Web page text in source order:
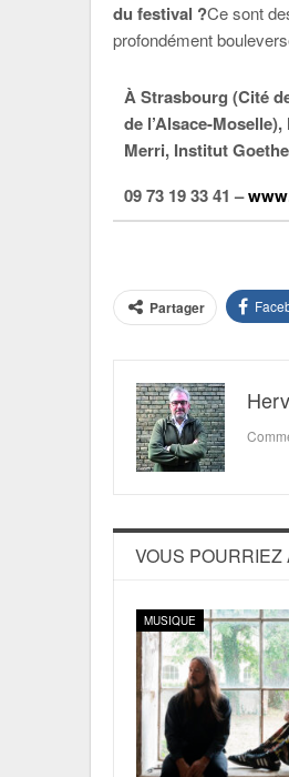
du festival ?Ce sont
profondément
À Strasbourg (Cité
de l’Alsace-
Merri, Institut
09 73 19 33 41 –
Partager
VOUS POURRIEZ
MUSIQUE